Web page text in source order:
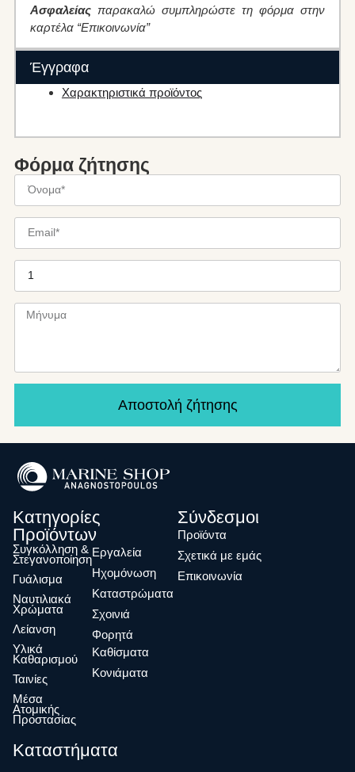
Ασφαλείαςπαρακαλώ συμπληρώστε τη φόρμα στην
καρτέλα “Επικοινωνία”
Έγγραφα
Χαρακτηριστικά προϊόντος
Φόρμα ζήτησης
Αποστολή ζήτησης
Κατηγορίες
Προϊόντων
Συγκόλληση &
Στεγανοποίηση
Γυάλισμα
Ναυτιλιακά
Χρώματα
Λείανση
Υλικά
Καθαρισμού
Ταινίες
Μέσα
Ατομικής
Προστασίας
Eργαλεία
Ηχομόνωση
Καταστρώματα
Σχοινιά
Φορητά
Καθίσματα
Κονιάματα
Σύνδεσμοι
Προϊόντα
Σχετικά με εμάς
Επικοινωνία
Καταστήματα